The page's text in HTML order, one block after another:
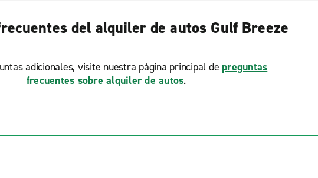
del alquiler de autos Gulf Breeze
adicionales, visite nuestra página principal de preguntas
frecuentes sobre alquiler de autos.